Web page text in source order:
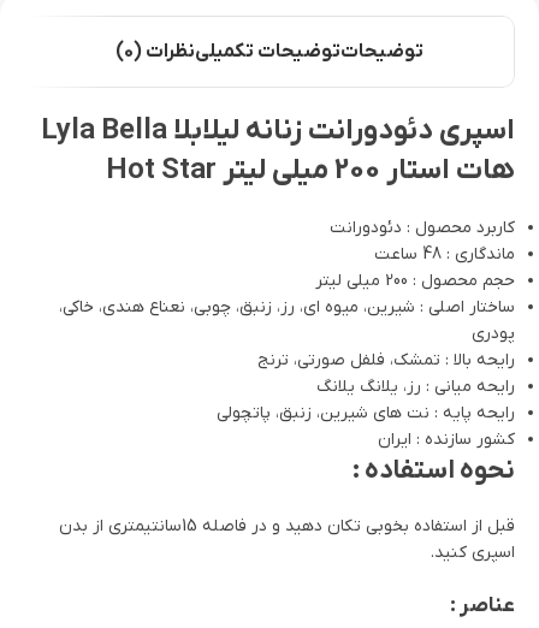
توضیحاتتوضیحات تکمیلینظرات (0)
اسپری دئودورانت زنانه لیلابلا Lyla Bella
هات استار 200 میلی لیتر Hot Star
کاربرد محصول : دئودورانت
ماندگاری : 48 ساعت
حجم محصول : 200 میلی لیتر
ساختار اصلی : شیرین، میوه ای، رز، زنبق، چوبی، نعناع هندی، خاکی،
پودری
رایحه بالا : تمشک، فلفل صورتی، ترنج
رایحه میانی : رز، یلانگ یلانگ
رایحه پایه : نت های شیرین، زنبق، پاتچولی
کشور سازنده : ایران
نحوه استفاده :
قبل از استفاده بخوبی تکان دهید و در فاصله 15سانتیمتری از بدن
اسپری کنید.
عناصر :